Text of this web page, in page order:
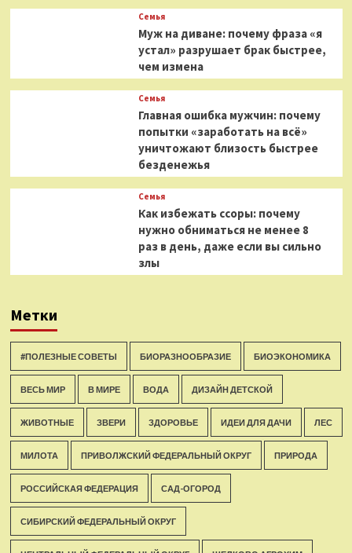
Семья
Муж на диване: почему фраза «я
устал» разрушает брак быстрее,
чем измена
Семья
Главная ошибка мужчин: почему
попытки «заработать на всё»
уничтожают близость быстрее
безденежья
Семья
Как избежать ссоры: почему
нужно обниматься не менее 8
раз в день, даже если вы сильно
злы
Метки
#ПОЛЕЗНЫЕ СОВЕТЫ БИОРАЗНООБРАЗИЕ БИОЭКОНОМИКА
ВЕСЬ МИР В МИРЕ ВОДА ДИЗАЙН ДЕТСКОЙ
ЖИВОТНЫЕ ЗВЕРИ ЗДОРОВЬЕ ИДЕИ ДЛЯ ДАЧИ ЛЕС
МИЛОТА ПРИВОЛЖСКИЙ ФЕДЕРАЛЬНЫЙ ОКРУГ ПРИРОДА
РОССИЙСКАЯ ФЕДЕРАЦИЯ САД-ОГОРОД
СИБИРСКИЙ ФЕДЕРАЛЬНЫЙ ОКРУГ